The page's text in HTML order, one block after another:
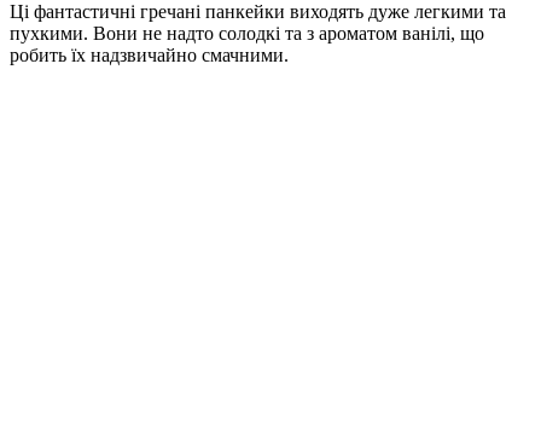
Ці фантастичні гречані панкейки виходять дуже легкими та
пухкими. Вони не надто солодкі та з ароматом ванілі, що
робить їх надзвичайно смачними.